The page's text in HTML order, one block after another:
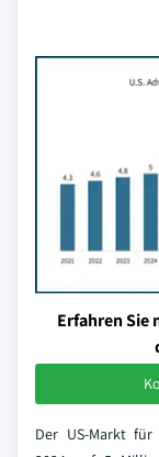
Erfahren Sie
Der US-Markt